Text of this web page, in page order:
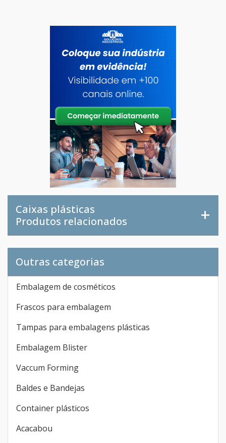
Caixas plásticas
Produtos relacionados
Outras categorias
Embalagem de cosméticos
Frascos para embalagem
Tampas para embalagens plásticas
Embalagem Blister
Vaccum Forming
Baldes e Bandejas
Container plásticos
Acacabou